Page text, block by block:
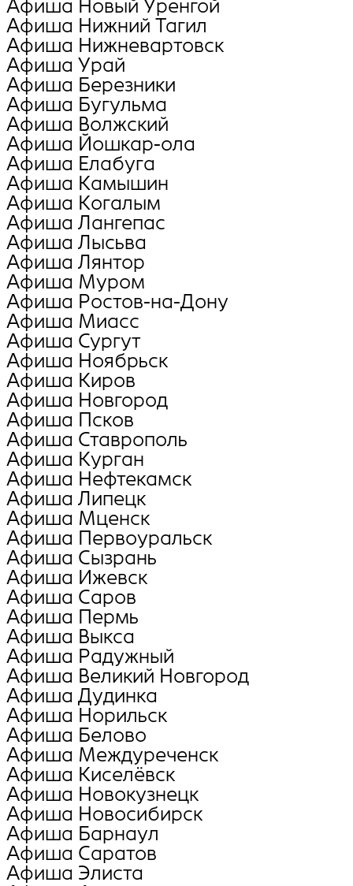
Афиша Новый Уренгой
Афиша Нижний Тагил
Афиша Нижневартовск
Афиша Урай
Афиша Березники
Афиша Бугульма
Афиша Волжский
Афиша Йошкар-ола
Афиша Елабуга
Афиша Камышин
Афиша Когалым
Афиша Лангепас
Афиша Лысьва
Афиша Лянтор
Афиша Муром
Афиша Ростов-на-Дону
Афиша Миасс
Афиша Сургут
Афиша Ноябрьск
Афиша Киров
Афиша Новгород
Афиша Псков
Афиша Ставрополь
Афиша Курган
Афиша Нефтекамск
Афиша Липецк
Афиша Мценск
Афиша Первоуральск
Афиша Сызрань
Афиша Ижевск
Афиша Саров
Афиша Пермь
Афиша Выкса
Афиша Радужный
Афиша Великий Новгород
Афиша Дудинка
Афиша Норильск
Афиша Белово
Афиша Междуреченск
Афиша Киселёвск
Афиша Новокузнецк
Афиша Новосибирск
Афиша Барнаул
Афиша Саратов
Афиша Элиста